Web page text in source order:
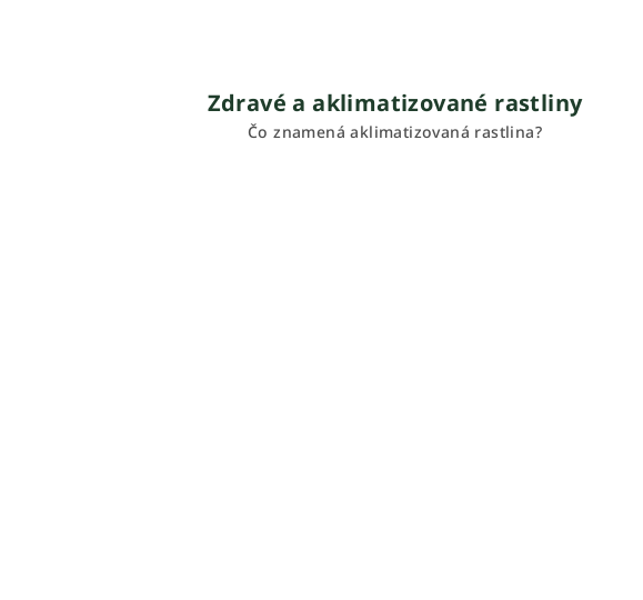
Zdravé a aklimatizované rastliny
Čo znamená aklimatizovaná rastlina?